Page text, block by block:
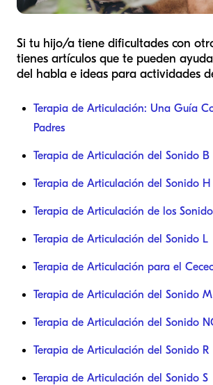
Si tu hijo/a tiene dificultades con
tienes artículos que te pueden
del habla e ideas para actividades
Terapia de Articulación: Una Guía
Padres
Terapia de Articulación del Sonido B
Terapia de Articulación del Sonido H
Terapia de Articulación de los
Terapia de Articulación del Sonido L
Terapia de Articulación para el
Terapia de Articulación del Sonido M
Terapia de Articulación del Sonido
Terapia de Articulación del Sonido R
Terapia de Articulación del Sonido S